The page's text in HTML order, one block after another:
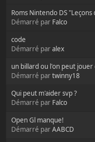
Roms Nintendo DS "Leçons
Démarré par Falco
code
Démarré paralex
un billard ou l'on peut
Démarré partwinny18
Qui peut m'aider svp ?
Démarré par Falco
Open Gl manque!
Démarré parAABCD